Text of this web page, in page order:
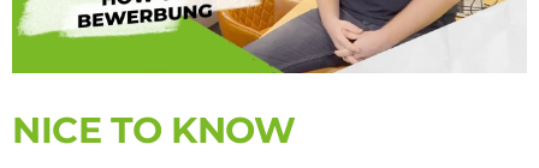
NICE TO KNOW